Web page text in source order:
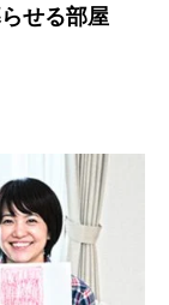
せる部屋